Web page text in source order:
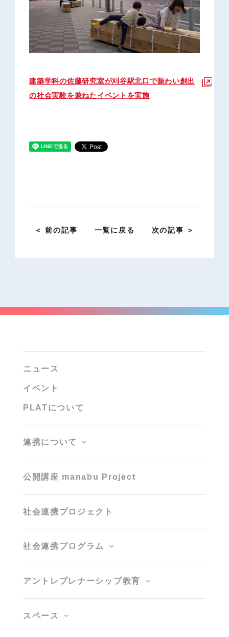
建築学科の佐藤研究室が刈谷駅北口で賑わい創出
の社会実験を兼ねたイベントを実施
＜ 前の記事 一覧に戻る 次の記事 ＞
ニュース
イベント
PLATについて
連携について
公開講座 manabu Project
社会連携プロジェクト
社会連携プログラム
アントレプレナーシップ教育
スペース